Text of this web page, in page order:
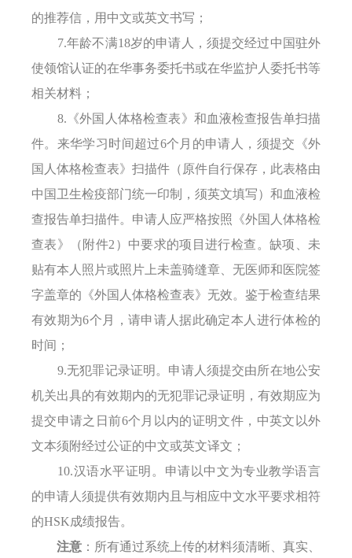
的推荐信，用中文或英文书写；
7.年龄不满18岁的申请人， 须提交经过中国驻外
使领馆认证的在华事务委托书或在华监护人委托书等
相关材料；
8.《外国人体格检查表》和血液检查报告单扫描
件。来华学习时间超过6个月的申请人， 须提交 《外
国人体格检查表》扫描件（原件自行保存，此表格由
中国卫生检疫部门统一印制
， 须英文填写）和血液检
查报告单扫描件。申请人应严格按照《外国人体格检
查表》
（附件2） 中要求的项目进行检查。缺项、未
贴有本人照片或照片上未盖骑缝章、无医师和医院签
字盖章的《外国人体格检查表》无效。鉴于检查结果
有效期为6个月，请申请人据此确定本人进行体检的
时间；
9.无犯罪记录证明 。 申请人须提交由所在地公安
机关出具的有效期内的无犯罪记录证明， 有效期应为
提交申请之日前6个月以内的证明文件， 中英文以外
文本须附经过公证的中文或英文译文；
10.汉语水平证明。申请以中文为专业教学语言
的申请人须提供有效期内且与相应中文水平要求相符
的HSK成绩报告。
注意 ： 所有通过系统上传的材料须清晰、真实、